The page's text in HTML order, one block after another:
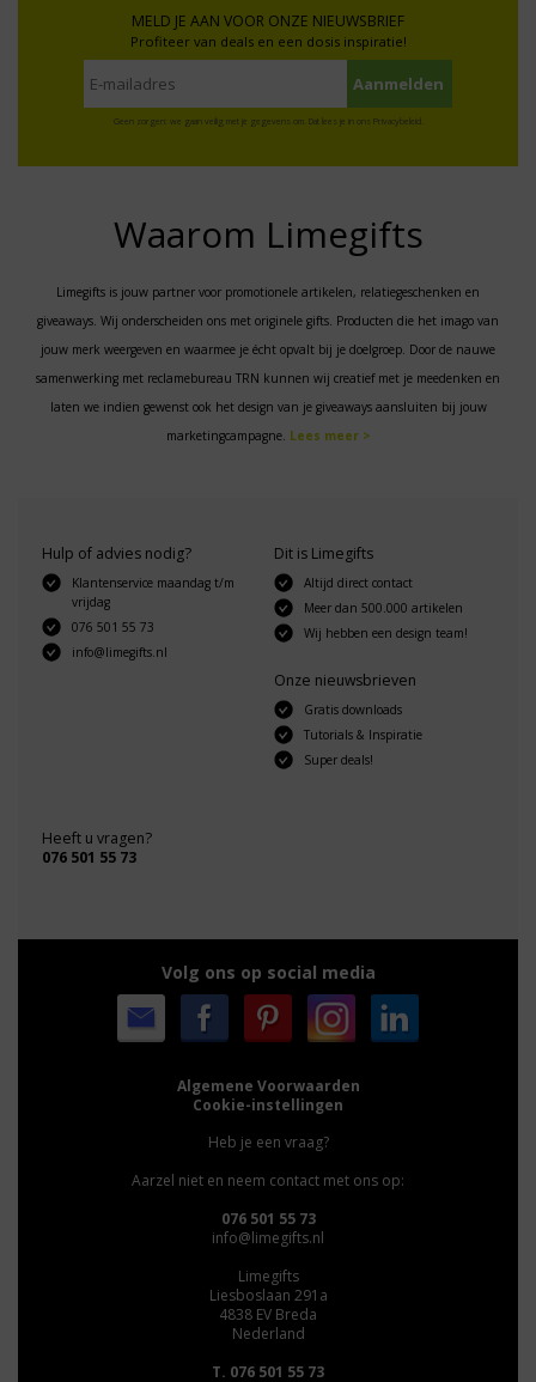
MELD JE AAN VOOR ONZE NIEUWSBRIEF
Profiteer van deals en een dosis inspiratie!
Geen zorgen: we gaan veilig met je gegevens om. Dat lees je in ons Privacybeleid.
Waarom Limegifts
Limegifts is jouw partner voor promotionele artikelen, relatiegeschenken en
giveaways. Wij onderscheiden ons met originele gifts. Producten die het imago van
jouw merk weergeven en waarmee je écht opvalt bij je doelgroep. Door de nauwe
samenwerking met reclamebureau TRN kunnen wij creatief met je meedenken en
laten we indien gewenst ook het design van je giveaways aansluiten bij jouw
marketingcampagne. Lees meer >
Hulp of advies nodig?
Klantenservice maandag t/m
vrijdag
076 501 55 73
info@limegifts.nl
Dit is Limegifts
Altijd direct contact
Meer dan 500.000 artikelen
Wij hebben een design team!
Onze nieuwsbrieven
Gratis downloads
Tutorials & Inspiratie
Super deals!
Heeft u vragen?
076 501 55 73
Volg ons op social media
Algemene Voorwaarden
Cookie-instellingen
Heb je een vraag?
Aarzel niet en neem contact met ons op:
076 501 55 73
info@limegifts.nl
Limegifts
Liesboslaan 291a
4838 EV Breda
Nederland
T. 076 501 55 73